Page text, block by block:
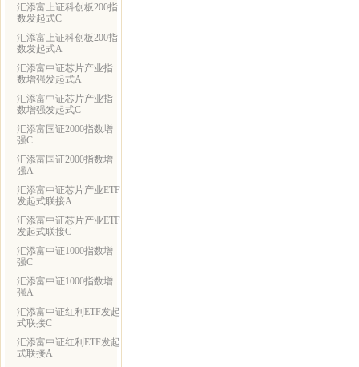
汇添富上证科创板200指
数发起式C
汇添富上证科创板200指
数发起式A
汇添富中证芯片产业指
数增强发起式A
汇添富中证芯片产业指
数增强发起式C
汇添富国证2000指数增
强C
汇添富国证2000指数增
强A
汇添富中证芯片产业ETF
发起式联接A
汇添富中证芯片产业ETF
发起式联接C
汇添富中证1000指数增
强C
汇添富中证1000指数增
强A
汇添富中证红利ETF发起
式联接C
汇添富中证红利ETF发起
式联接A